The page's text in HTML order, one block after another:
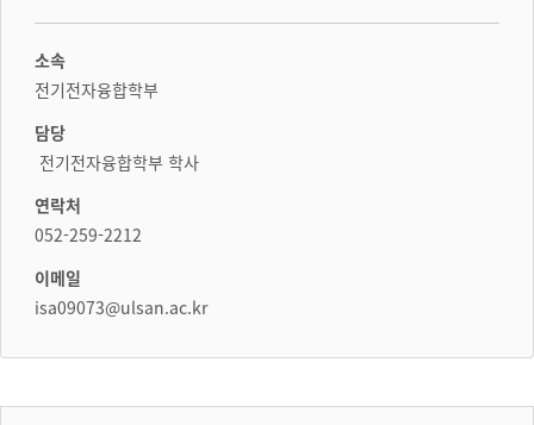
소속
전기전자융합학부
담당
전기전자융합학부 학사
연락처
052-259-2212
이메일
isa09073@ulsan.ac.kr